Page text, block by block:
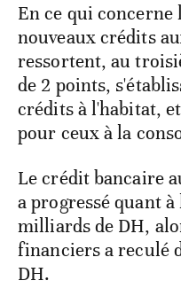
En ce qui concerne
nouveaux crédits
ressortent, au
de 2 points,
crédits à l'habitat,
pour ceux à la
Le crédit bancaire
a progressé quant à
milliards de DH,
financiers a reculé
DH.